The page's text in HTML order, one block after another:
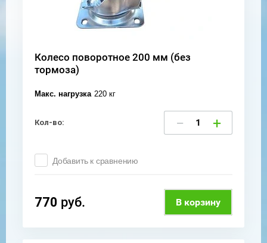
Колесо поворотное 200 мм (без
тормоза)
Макс. нагрузка 220 кг
Кол-во: − +
Добавить к сравнению
770 руб. В корзину